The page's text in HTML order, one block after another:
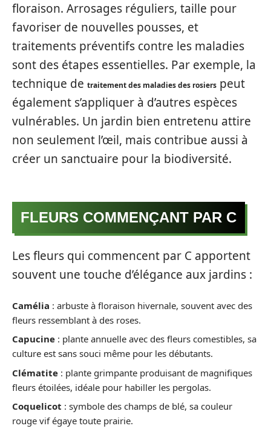
floraison. Arrosages réguliers, taille pour
favoriser de nouvelles pousses, et
traitements préventifs contre les maladies
sont des étapes essentielles. Par exemple, la
technique de traitement des maladies des rosiers peut
également s’appliquer à d’autres espèces
vulnérables. Un jardin bien entretenu attire
non seulement l’œil, mais contribue aussi à
créer un sanctuaire pour la biodiversité.
FLEURS COMMENÇANT PAR C
Les fleurs qui commencent par C apportent
souvent une touche d’élégance aux jardins :
Camélia : arbuste à floraison hivernale, souvent avec des
fleurs ressemblant à des roses.
Capucine : plante annuelle avec des fleurs comestibles, sa
culture est sans souci même pour les débutants.
Clématite : plante grimpante produisant de magnifiques
fleurs étoilées, idéale pour habiller les pergolas.
Coquelicot : symbole des champs de blé, sa couleur
rouge vif égaye toute prairie.